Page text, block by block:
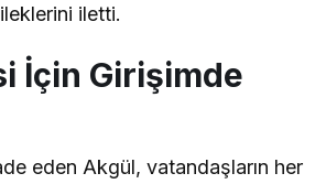
iletti.
İçin Girişimde
eden Akgül, vatandaşların her